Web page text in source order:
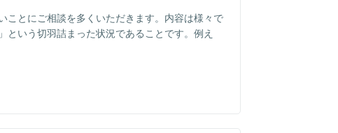
ことにご相談を多くいただきます。内容は様々で
いう切羽詰まった状況であることです。例え